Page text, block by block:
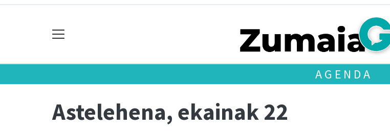
AGENDA
Astelehena, ekainak 22